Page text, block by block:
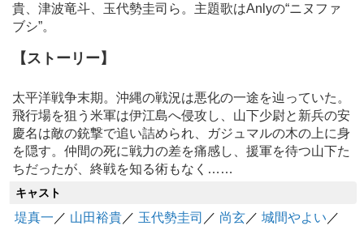
貴、津波竜斗、玉代勢圭司ら。主題歌はAnlyの“ニヌファ
ブシ”。
【ストーリー】
太平洋戦争末期。沖縄の戦況は悪化の一途を辿っていた。
飛行場を狙う米軍は伊江島へ侵攻し、山下少尉と新兵の安
慶名は敵の銃撃で追い詰められ、ガジュマルの木の上に身
を隠す。仲間の死に戦力の差を痛感し、援軍を待つ山下た
ちだったが、終戦を知る術もなく……
キャスト
堤真一 ／ 山田裕貴／ 玉代勢圭司 ／ 尚玄／城間やよい ／